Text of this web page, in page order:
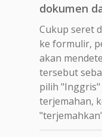
dokumen
Cukup seret
ke formulir,
akan
tersebut
pilih "Inggris"
terjemahan,